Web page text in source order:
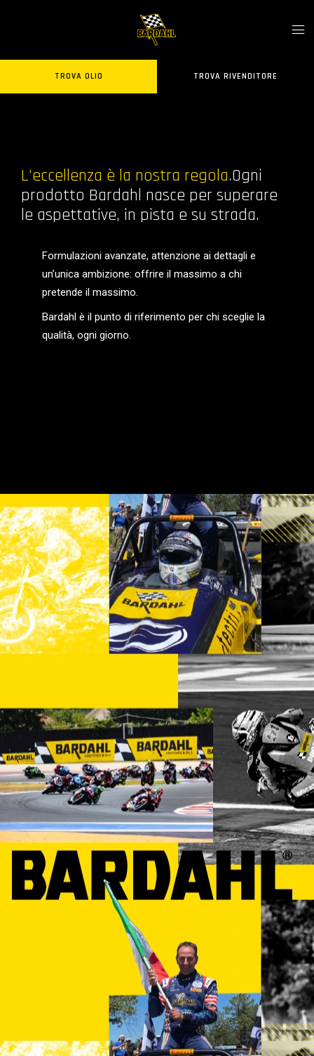
TROVA OLIO TROVA RIVENDITORE
L’eccellenza è la nostra regola.Ogni
prodotto Bardahl nasce per superare
le aspettative, in pista e su strada.
Formulazioni avanzate, attenzione ai dettagli e
un’unica ambizione: offrire il massimo a chi
pretende il massimo.
Bardahl è il punto di riferimento per chi sceglie la
qualità, ogni giorno.